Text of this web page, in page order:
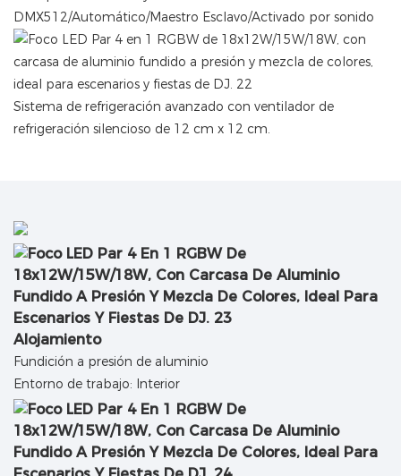
DMX512/Automático/Maestro Esclavo/Activado por sonido
Sistema de refrigeración avanzado con ventilador de
refrigeración silencioso de 12 cm x 12 cm.
Alojamiento
Fundición a presión de aluminio
Entorno de trabajo: Interior